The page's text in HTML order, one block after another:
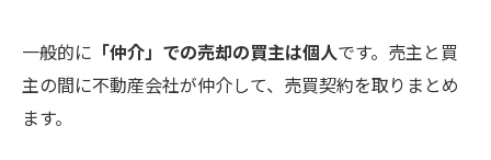
一般的に 「仲介」での売却の買主は個人です。売主と買
主の間に不動産会社が仲介して、売買契約を取りまとめ
ます。